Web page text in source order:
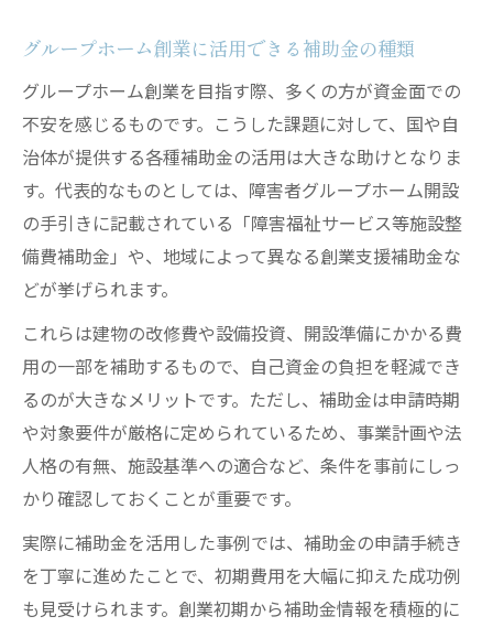
グループホーム創業に活用できる補助金の種類
グループホーム創業を目指す際、多くの方が資金面での
不安を感じるものです。こうした課題に対して、国や自
治体が提供する各種補助金の活用は大きな助けとなりま
す。代表的なものとしては、障害者グループホーム開設
の手引きに記載されている「障害福祉サービス等施設整
備費補助金」や、地域によって異なる創業支援補助金な
どが挙げられます。
これらは建物の改修費や設備投資、開設準備にかかる費
用の一部を補助するもので、自己資金の負担を軽減でき
るのが大きなメリットです。ただし、補助金は申請時期
や対象要件が厳格に定められているため、事業計画や法
人格の有無、施設基準への適合など、条件を事前にしっ
かり確認しておくことが重要です。
実際に補助金を活用した事例では、補助金の申請手続き
を丁寧に進めたことで、初期費用を大幅に抑えた成功例
も見受けられます。創業初期から補助金情報を積極的に